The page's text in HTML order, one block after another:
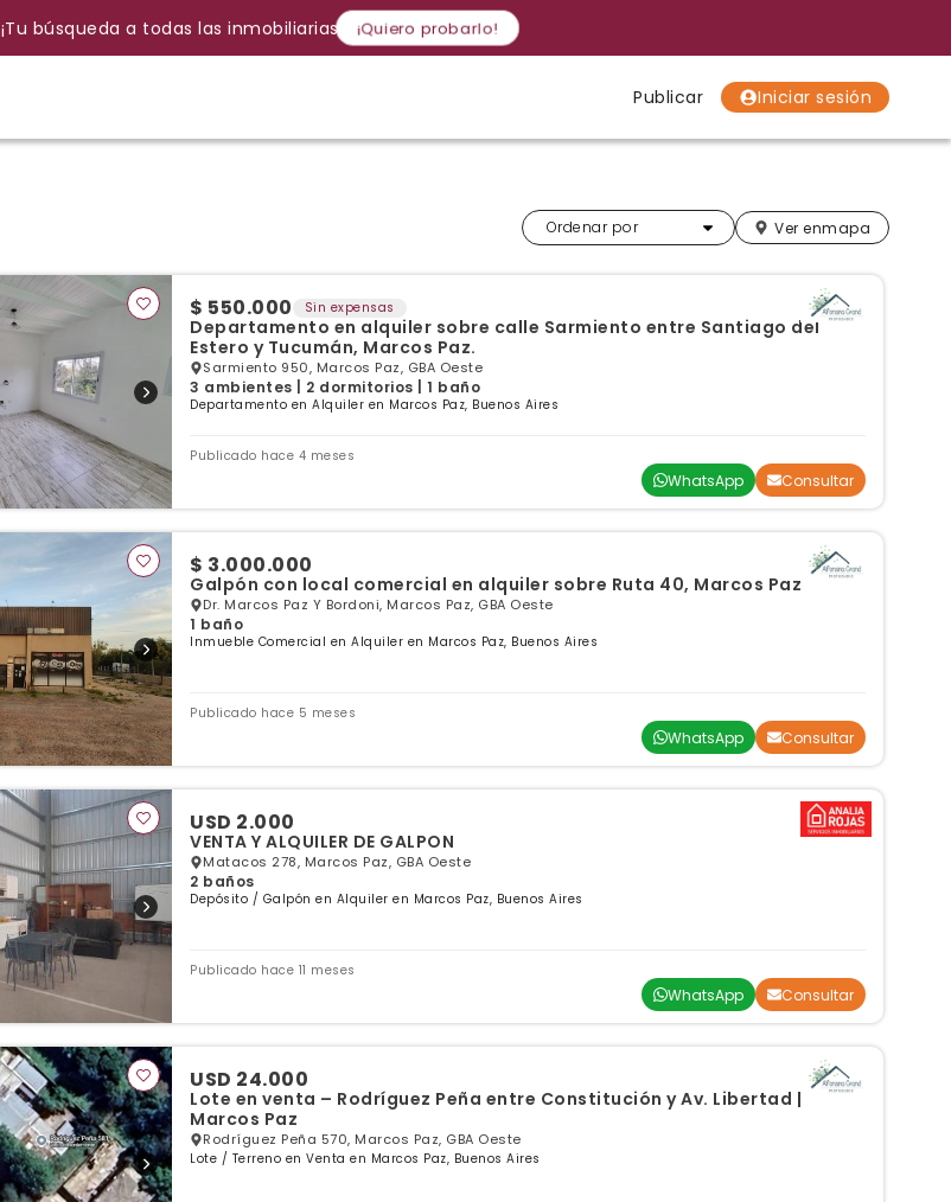
¡Tu búsqueda a todas las inmobiliarias! ¡Quiero probarlo!
Publicar Iniciar sesión
Cancelar Si, eliminar
Gracias
Ordenar por
Más relevantes Ver enmapa
$ 550.000 Sin expensas
Departamento en alquiler sobre calle Sarmiento entre Santiago del
Estero y Tucumán, Marcos Paz.
Sarmiento 950, Marcos Paz, GBA Oeste
3 ambientes | 2 dormitorios | 1 baño
Departamento en Alquiler en Marcos Paz, Buenos Aires
Publicado hace 4 meses
WhatsApp Consultar
$ 3.000.000
Galpón con local comercial en alquiler sobre Ruta 40, Marcos Paz
Dr. Marcos Paz Y Bordoni, Marcos Paz, GBA Oeste
1 baño
Inmueble Comercial en Alquiler en Marcos Paz, Buenos Aires
Publicado hace 5 meses
WhatsApp Consultar
USD 2.000
VENTA Y ALQUILER DE GALPON
Matacos 278, Marcos Paz, GBA Oeste
2 baños
Depósito / Galpón en Alquiler en Marcos Paz, Buenos Aires
Publicado hace 11 meses
WhatsApp Consultar
USD 24.000
Lote en venta – Rodríguez Peña entre Constitución y Av. Libertad |
Marcos Paz
Rodríguez Peña 570, Marcos Paz, GBA Oeste
Lote / Terreno en Venta en Marcos Paz, Buenos Aires